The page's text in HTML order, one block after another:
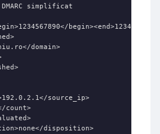
simplificat
domain>
source_ip>
count>
disposition>